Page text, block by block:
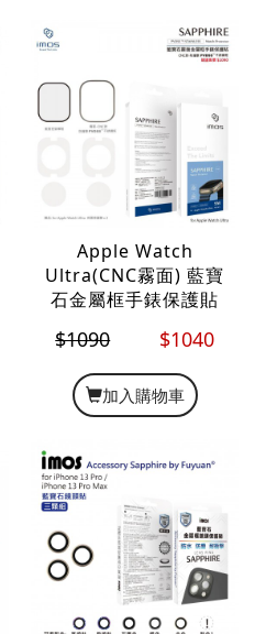
Apple Watch
Ultra(CNC霧面) 藍寶
石金屬框手錶保護貼
$1090 $1040
加入購物車